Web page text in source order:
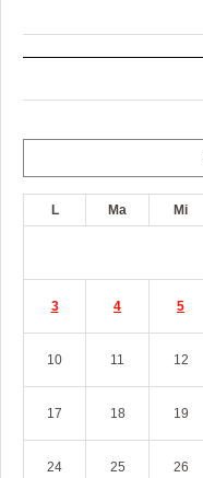
L Ma Mi
3 4 5
10 11 12
17 18 19
24 25 26